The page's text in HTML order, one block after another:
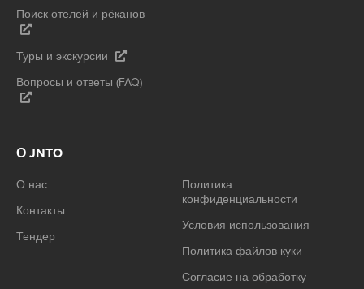
Поиск отелей и рёканов
Туры и экскурсии
Вопросы и ответы (FAQ)
О JNTO
О нас
Контакты
Тендер
Политика
конфиденциальности
Условия использования
Политика файлов куки
Согласие на обработку